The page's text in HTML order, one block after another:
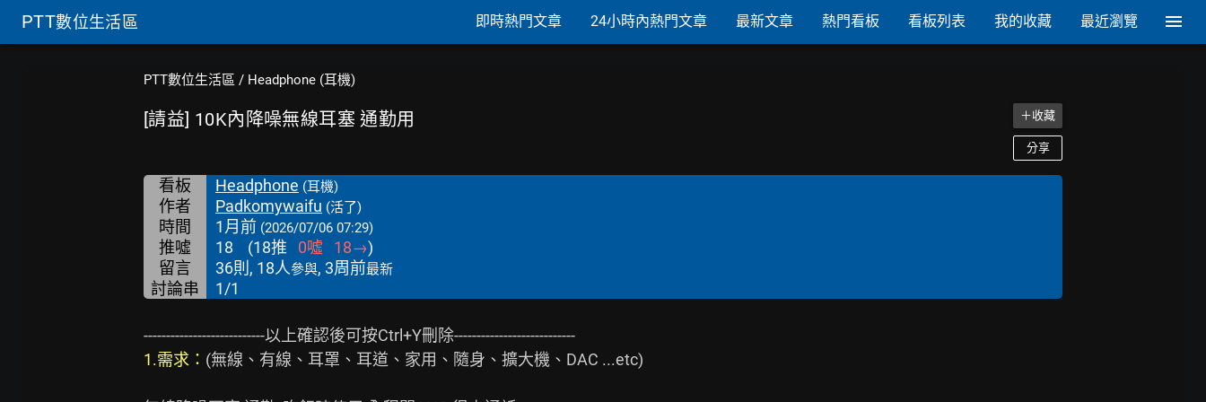
PTT數位生活區 即時熱門文章 24小時內熱門文章 最新文章 熱門看板 看板列表 我的收藏 最近瀏覽
PTT數位生活區 / Headphone (耳機)
[請益] 10K內降噪無線耳塞 通勤用 ＋收藏
分享
看板 Headphone (耳機)
作者 Padkomywaifu (活了)
時間 1月前 (2026/07/06 07:29)
推噓 18 (18推 0噓 18→)
留言
36則, 18人參與, 3周前最新
討論串 1/1
1.需求： (無線、有線、耳罩、耳道、家用、隨身、擴大機、DAC ...etc)